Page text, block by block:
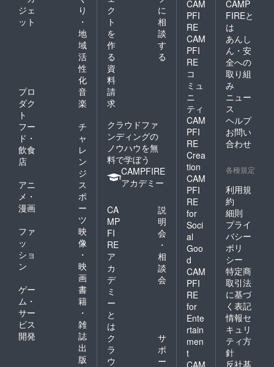
ジェ
ット
り
・
地
域
活
性
化
プロ
ダク
ト
音
楽
フー
ド・
飲食
店
チ
ャ
レ
ン
ジ
アニ
メ・
漫画
ス
ポ
ー
ツ
ファ
ッ
ショ
ン
映
像
・
映
画
ゲー
ム・
サー
ビス
開発
書
籍
・
雑
誌
出
版
ク
ト
を
作
る
に
相
談
す
る
資
料
請
求
クラウドファ
ンディングの
ノウハウを無
料で学ぼう
CAMPFIRE
アカデミー
CA
MP
FI
RE
ア
カ
デ
ミ
ー
と
は
説
明
会
・
相
談
会
ク
ラ
ウ
サ
ポ
ー
CAM
PFI
RE
CAM
PFI
RE
コ
ミュ
ニ
ティ
CAM
PFI
RE
Crea
tion
CAM
PFI
RE
for
Soci
al
Goo
d
CAM
PFI
RE
for
Ente
rtain
men
t
CAM
CAMP
FIREと
は
あんし
ん・安
全への
取り組
み
ニュー
ス
ヘルプ
お問い
合わせ
各種規定
利用規
約
細則
プライ
バシー
ポリ
シー
特定商
取引法
に基づ
く表記
情報セ
キュリ
ティ方
針
反社基